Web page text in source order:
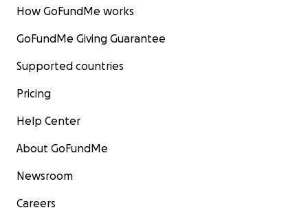
How GoFundMe works
GoFundMe Giving Guarantee
Supported countries
Pricing
Help Center
About GoFundMe
Newsroom
Careers